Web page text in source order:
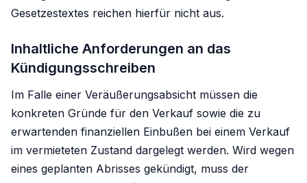
Gesetzestextes reichen hierfür nicht aus.
Inhaltliche Anforderungen an das
Kündigungsschreiben
Im Falle einer Veräußerungsabsicht müssen die
konkreten Gründe für den Verkauf sowie die zu
erwartenden finanziellen Einbußen bei einem Verkauf
im vermieteten Zustand dargelegt werden. Wird wegen
eines geplanten Abrisses gekündigt, muss der